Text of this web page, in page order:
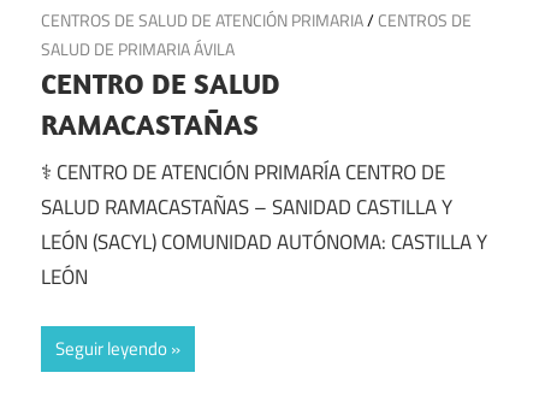
30 de junio de 2025
CENTROS DE SALUD DE ATENCIÓN PRIMARIA/CENTROS DE
SALUD DE PRIMARIA ÁVILA
CENTRO DE SALUD
RAMACASTAÑAS
⚕️ CENTRO DE ATENCIÓN PRIMARÍA CENTRO DE
SALUD RAMACASTAÑAS – SANIDAD CASTILLA Y
LEÓN (SACYL) COMUNIDAD AUTÓNOMA: CASTILLA Y
LEÓN
Seguir leyendo